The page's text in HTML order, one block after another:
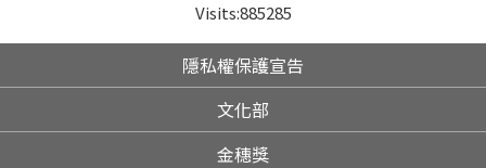
Visits:885285
隱私權保護宣告
文化部
金穗獎